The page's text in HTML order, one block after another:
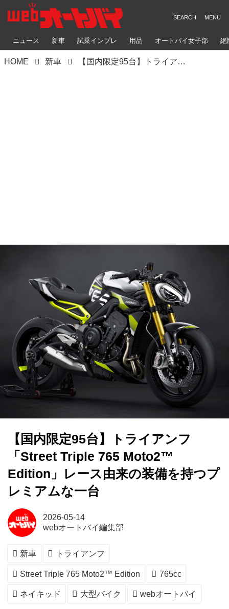
ニュース 新車 試乗インプレ 用品 オートバイ女子部 絶
HOME 新車 【国内限定95台】トライアンフ「Street Triple 765 Moto2™ Edition」レース由来の装備を持つプレミアムな一台
【国内限定95台】トライアンフ
「Street Triple 765 Moto2™
Edition」レース由来の装備を持つプ
レミアムな一台
2026-05-14
webオートバイ編集部
新車 トライアンフ
Street Triple 765 Moto2™ Edition 765cc
ネイキッド 大型バイク webオートバイ